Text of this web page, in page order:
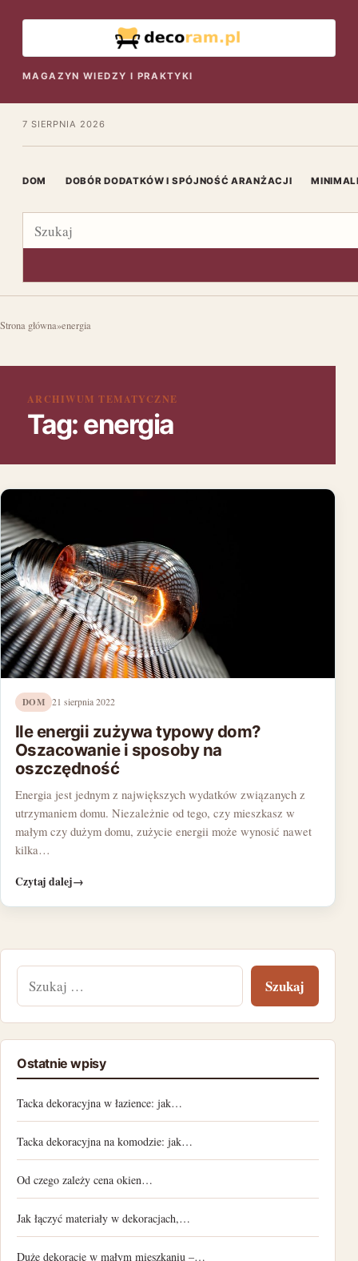
MAGAZYN WIEDZY I PRAKTYKI
7 SIERPNIA 2026
DOM DOBÓR DODATKÓW I SPÓJNOŚĆ ARANŻACJI
Szukaj
Strona główna»energia
ARCHIWUM TEMATYCZNE
Tag:energia
DOM 21 sierpnia 2022
Ile energii zużywa typowy dom?
Oszacowanie i sposoby na
oszczędność
Energia jest jednym z największych wydatków związanych z
utrzymaniem domu. Niezależnie od tego, czy mieszkasz w
małym czy dużym domu, zużycie energii może wynosić nawet
kilka…
Czytaj dalej→
Ostatnie wpisy
Tacka dekoracyjna w łazience: jak…
Tacka dekoracyjna na komodzie: jak…
Od czego zależy cena okien…
Jak łączyć materiały w dekoracjach,…
Duże dekoracje w małym mieszkaniu –…